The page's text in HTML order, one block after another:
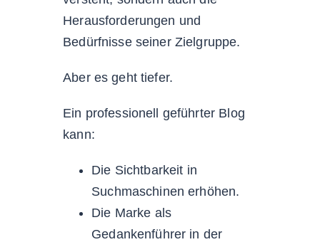
Herausforderungen und
Bedürfnisse seiner Zielgruppe.
Aber es geht tiefer.
Ein professionell geführter Blog
kann:
Die Sichtbarkeit in
Suchmaschinen erhöhen.
Die Marke als
Gedankenführer in der